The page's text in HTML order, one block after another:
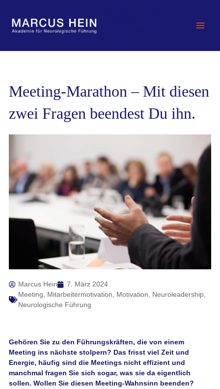
springen
Meeting-Marathon – Mit diesen
zwei Fragen beendest Du ihn.
Marcus Hein
7. März 2024
Meeting, Mitarbeitermotivation, Motivation, Neuroleadership,
Neurologische Führung
Gehören Sie zu den Führungskräften, die von einem
Meeting ins nächste stolpern? Das frisst viel Zeit und
Energie, häufig sind die Meetings nicht effizient und
manchmal fragen Sie sich sogar, was sie da eigentlich
sollen. Wollen Sie diesen Meeting-Wahnsinn beenden?